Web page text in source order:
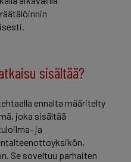
sisältää?
ennalta määritelty
joka sisältää
ja
Se soveltuu parhaiten